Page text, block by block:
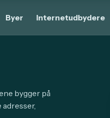
Byer Internetudbydere
bygger på